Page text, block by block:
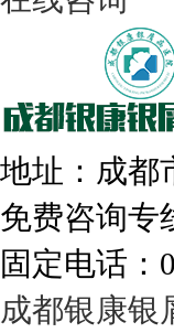
308nm激光：银屑病治疗更高效
走进成都：满足您的治愈需求
地址：成都
免费咨询专
固定电话：
成都银康银